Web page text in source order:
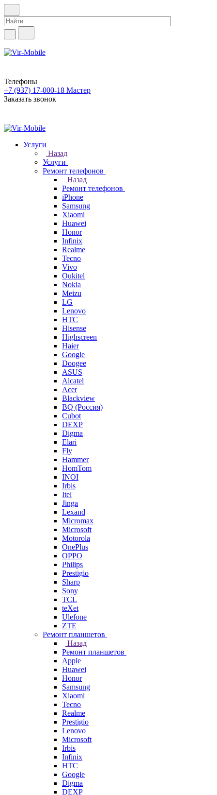
Телефоны
+7 (937) 17-000-18 Мастер
Заказать звонок
Услуги
Назад
Услуги
Ремонт телефонов
Назад
Ремонт телефонов
iPhone
Samsung
Xiaomi
Huawei
Honor
Infinix
Realme
Tecno
Vivo
Oukitel
Nokia
Meizu
LG
Lenovo
HTC
Hisense
Highscreen
Haier
Google
Doogee
ASUS
Alcatel
Acer
Blackview
BQ (Россия)
Cubot
DEXP
Digma
Elari
Fly
Hammer
HomTom
INOI
Irbis
Itel
Jinga
Lexand
Micromax
Microsoft
Motorola
OnePlus
OPPO
Philips
Prestigio
Sharp
Sony
TCL
teXet
Ulefone
ZTE
Ремонт планшетов
Назад
Ремонт планшетов
Apple
Huawei
Honor
Samsung
Xiaomi
Tecno
Realme
Prestigio
Lenovo
Microsoft
Irbis
Infinix
HTC
Google
Digma
DEXP